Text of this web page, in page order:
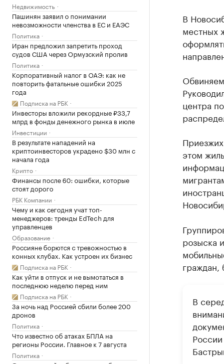
Недвижимость
Пашинян заявил о понимании
невозможности членства в ЕС и ЕАЭС
Политика
Иран предложил запретить проход
судов США через Ормузский пролив
Политика
Корпоративный налог в ОАЭ: как не
повторить фатальные ошибки 2025
года
Подписка на РБК
Инвесторы вложили рекордные ₽33,7
млрд в фонды денежного рынка в июле
Инвестиции
В результате нападений на
криптоинвесторов украдено $30 млн с
начала года
Крипто
Финансы после 60: ошибки, которые
стоят дорого
РБК Компании
Чему и как сегодня учат топ-
менеджеров: тренды EdTech для
управленцев
Образование
Россияне борются с тревожностью в
конных клубах. Как устроен их бизнес
Подписка на РБК
Как уйти в отпуск и не вымотаться в
последнюю неделю перед ним
Подписка на РБК
За ночь над Россией сбили более 200
дронов
Политика
Что известно об атаках БПЛА на
регионы России. Главное к 7 августа
Политика
В
местных
центра
этом
розыска
граждан,
В